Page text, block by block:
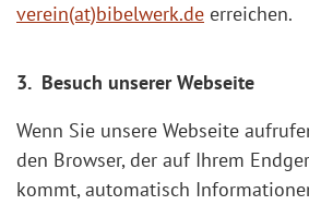
verein(at)bibelwerk.de erreichen.
3. Besuch unserer Webseite
Wenn Sie unsere Webseite
den Browser, der auf Ihrem
kommt, automatisch